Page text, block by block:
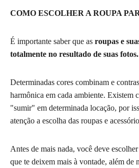
COMO ESCOLHER A ROUPA
É importante saber que as roupas e
totalmente no resultado de suas fotos.
Determinadas cores combinam e
harmônica em cada ambiente. Existem
"sumir" em determinada locação, por
atenção a escolha das roupas e
Antes de mais nada, você deve escolher
que te deixem mais à vontade, além de